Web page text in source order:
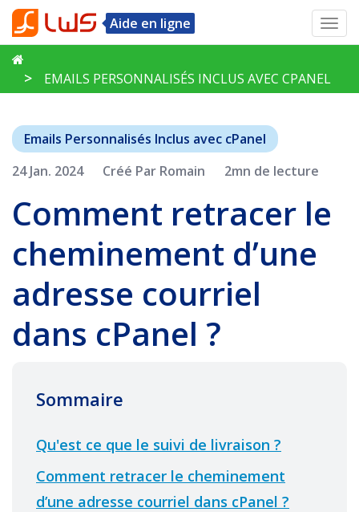
Aide en ligne
EMAILS PERSONNALISÉS INCLUS AVEC CPANEL
Emails Personnalisés Inclus avec cPanel
24 Jan. 2024
Créé Par Romain 2mn de lecture
Comment retracer le
cheminement d’une
adresse courriel
dans cPanel ?
Sommaire
Qu'est ce que le suivi de livraison ?
Comment retracer le cheminement
d’une adresse courriel dans cPanel ?